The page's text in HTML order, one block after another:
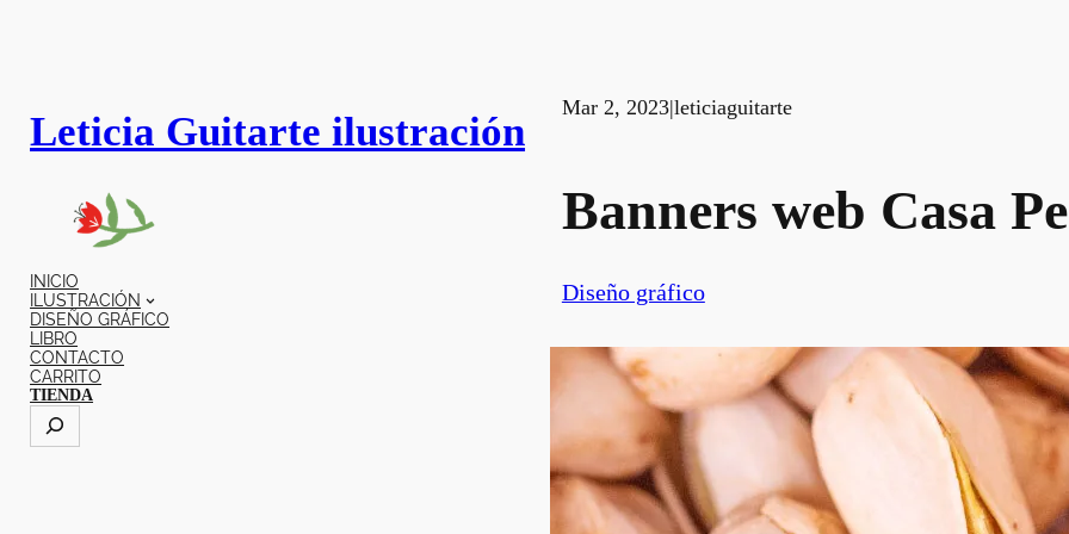
Leticia Guitarte ilustración
INICIO
ILUSTRACIÓN
DISEÑO GRÁFICO
LIBRO
CONTACTO
CARRITO
TIENDA
Mar 2, 2023|leticiaguitarte
Banners web Casa
Diseño gráfico